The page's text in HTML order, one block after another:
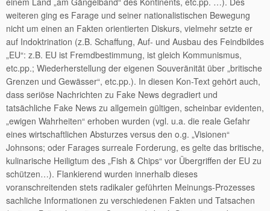
weiteren ging es Farage und seiner nationalistischen Bewegung
nicht um einen an Fakten orientierten Diskurs, vielmehr setzte er
auf Indoktrination (z.B. Schaffung, Auf- und Ausbau des Feindbildes
„EU“: z.B. EU ist Fremdbestimmung, ist gleich Kommunismus,
etc.pp.; Wiederherstellung der eigenen Souveränität über „britische
Grenzen und Gewässer“, etc.pp.). In diesen Kon-Text gehört auch,
dass seriöse Nachrichten zu Fake News degradiert und
tatsächliche Fake News zu allgemein gültigen, scheinbar evidenten,
„ewigen Wahrheiten“ erhoben wurden (vgl. u.a. die reale Gefahr
eines wirtschaftlichen Absturzes versus den o.g. „Visionen“
Johnsons; oder Farages surreale Forderung, es gelte das britische,
kulinarische Heiligtum des „Fish & Chips“ vor Übergriffen der EU zu
schützen…). Flankierend wurden innerhalb dieses
voranschreitenden stets radikaler geführten Meinungs-Prozesses
sachliche Informationen zu verschiedenen Fakten und Tatsachen